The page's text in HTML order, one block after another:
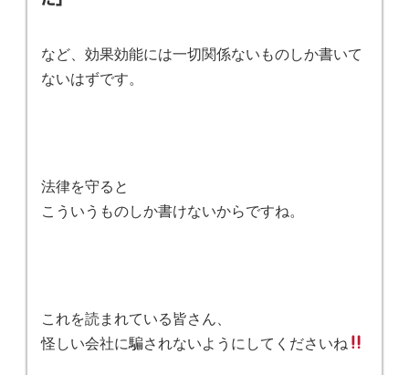
など、効果効能には一切関係ないものしか書いて
ないはずです。
法律を守ると
こういうものしか書けないからですね。
これを読まれている皆さん、
怪しい会社に騙されないようにしてくださいね